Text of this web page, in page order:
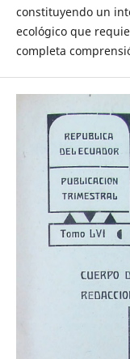
constituyendo un
ecológico que
completa